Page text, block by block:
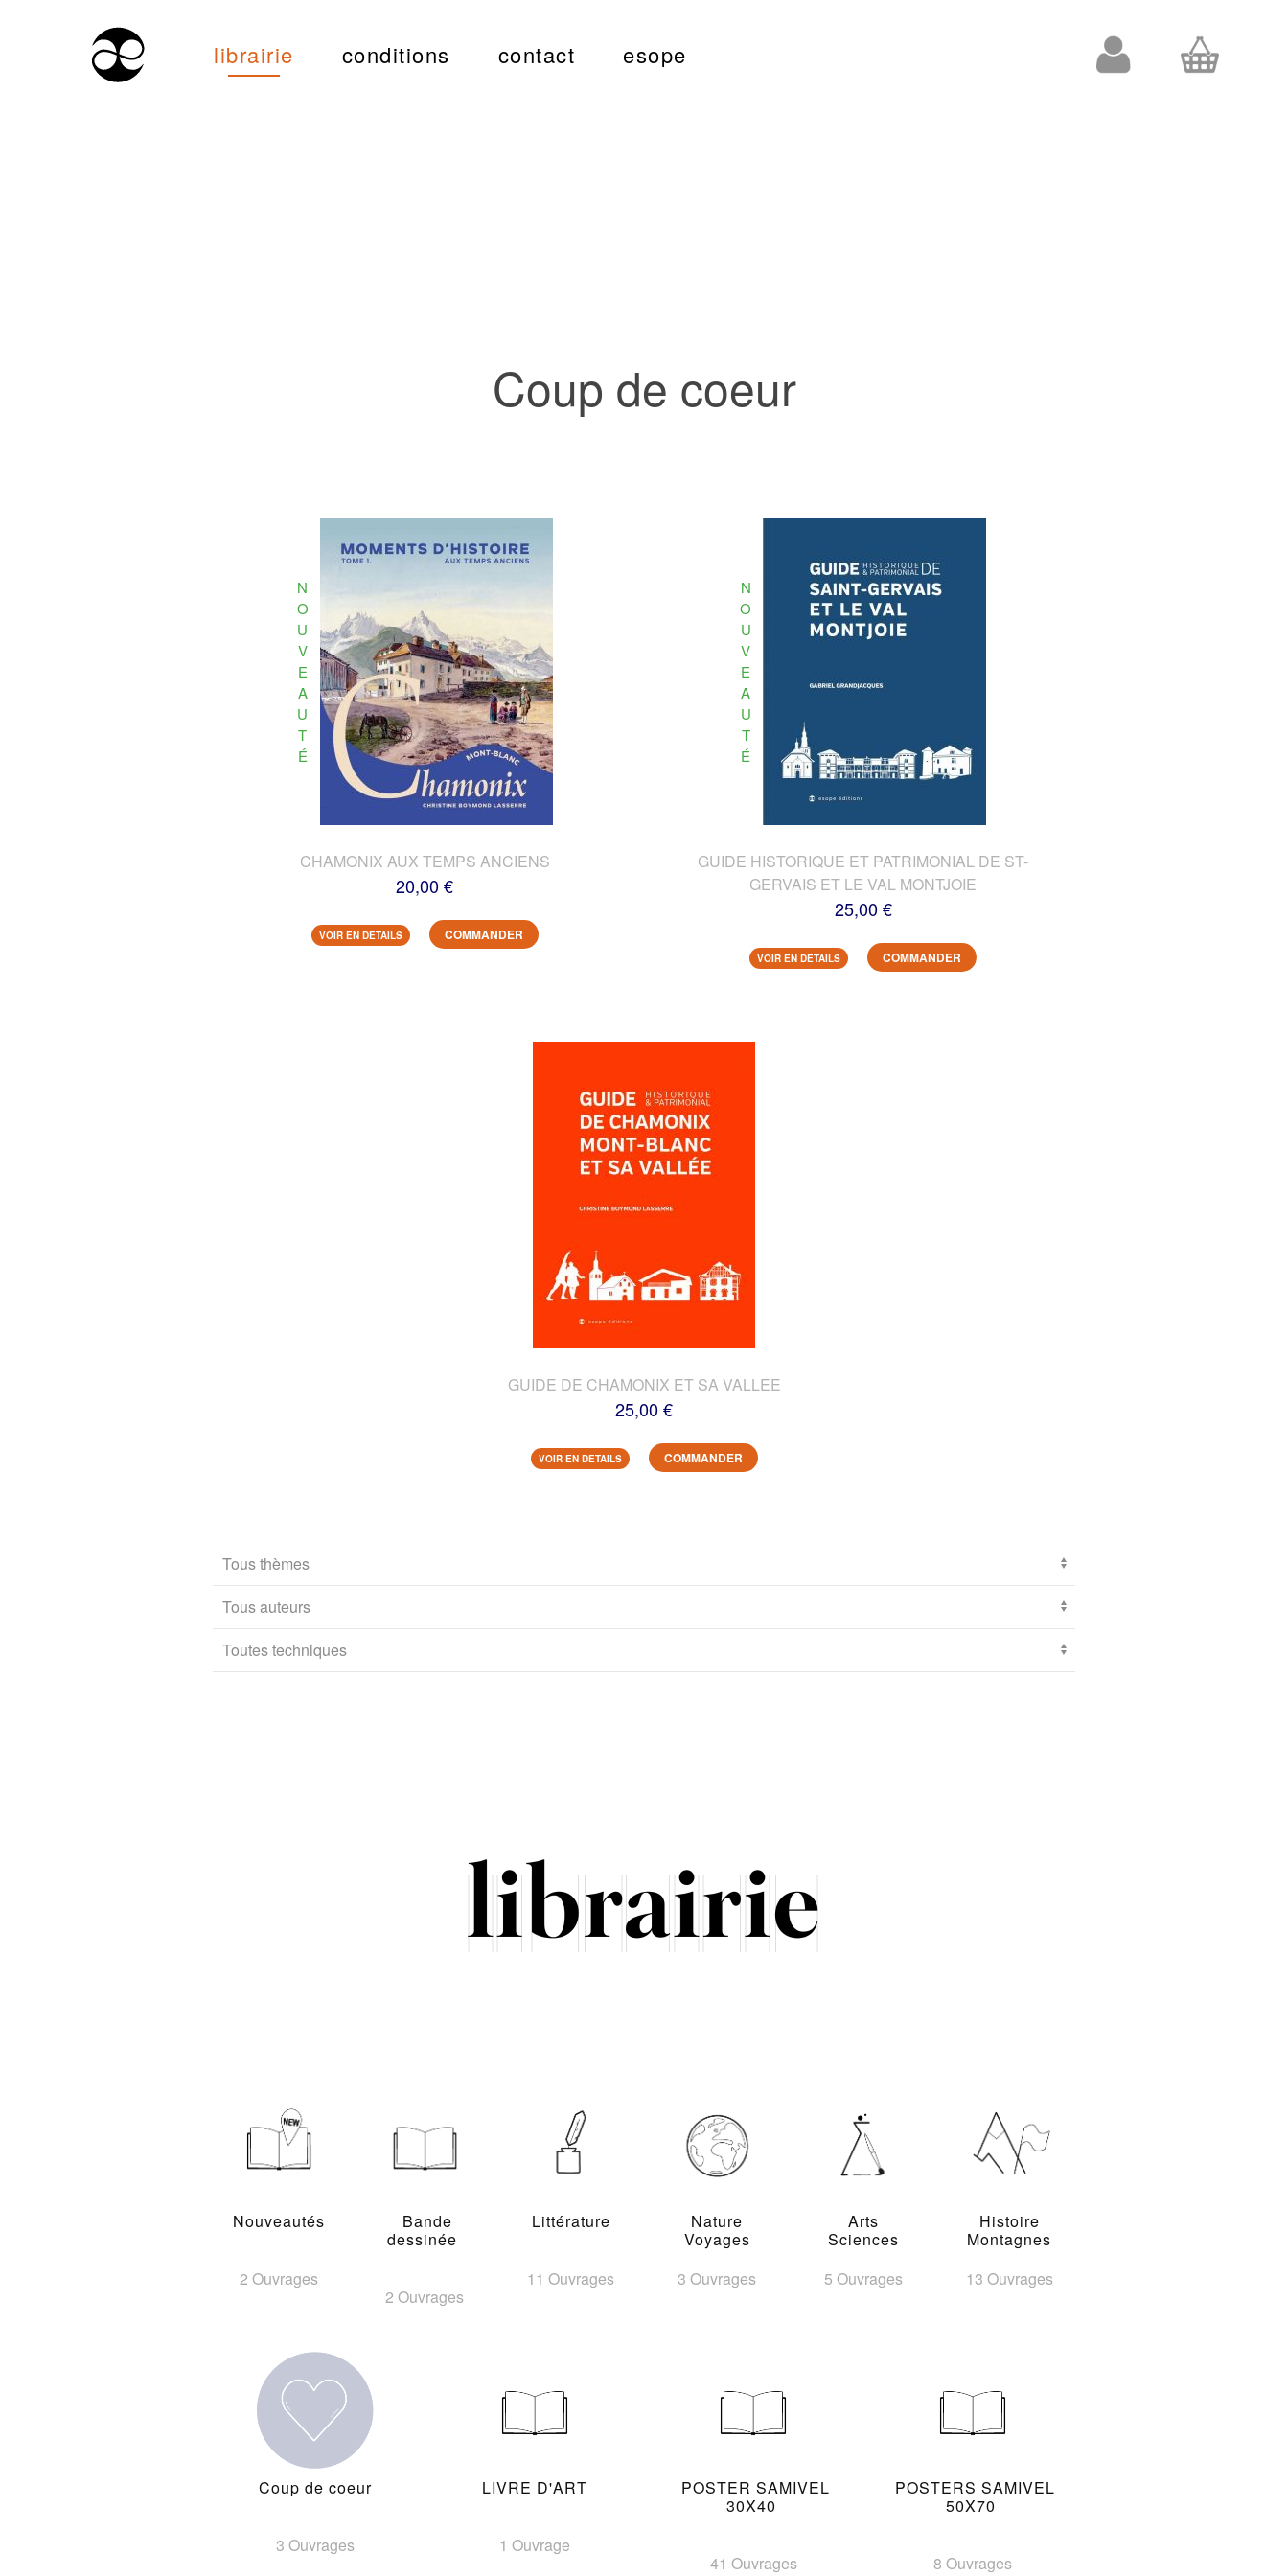
librairie conditions contact esope
Coup de coeur
N
O
U
V
E
A
U
T
É
CHAMONIX AUX TEMPS ANCIENS
20,00 €
VOIR EN DETAILS COMMANDER
N
O
U
V
E
A
U
T
É
GUIDE HISTORIQUE ET PATRIMONIAL DE ST-
GERVAIS ET LE VAL MONTJOIE
25,00 €
VOIR EN DETAILS COMMANDER
GUIDE DE CHAMONIX ET SA VALLEE
25,00 €
VOIR EN DETAILS COMMANDER
Nouveautés
2 Ouvrages
Bande
dessinée
2 Ouvrages
Littérature
11 Ouvrages
Nature
Voyages
3 Ouvrages
Arts
Sciences
5 Ouvrages
Histoire
Montagnes
13 Ouvrages
Coup de coeur
3 Ouvrages
LIVRE D'ART
1 Ouvrage
POSTER SAMIVEL
30X40
41 Ouvrages
POSTERS SAMIVEL
50X70
8 Ouvrages